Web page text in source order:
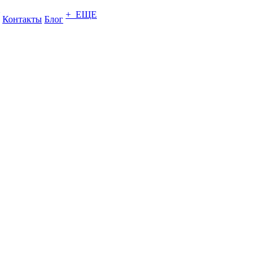
Контакты Блог + ЕЩЕ